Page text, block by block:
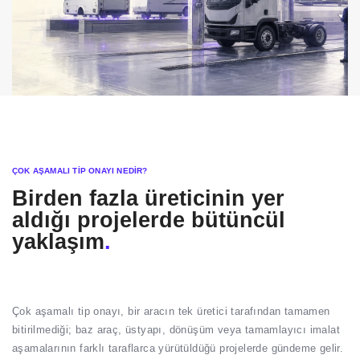
ÇOK AŞAMALI TIP ONAYI NEDIR?
Birden fazla üreticinin yer
aldığı projelerde bütüncül
yaklaşım.
Çok aşamalı tip onayı, bir aracın tek üretici tarafından tamamen
bitirilmediği; baz araç, üstyapı, dönüşüm veya tamamlayıcı imalat
aşamalarının farklı taraflarca yürütüldüğü projelerde gündeme gelir.